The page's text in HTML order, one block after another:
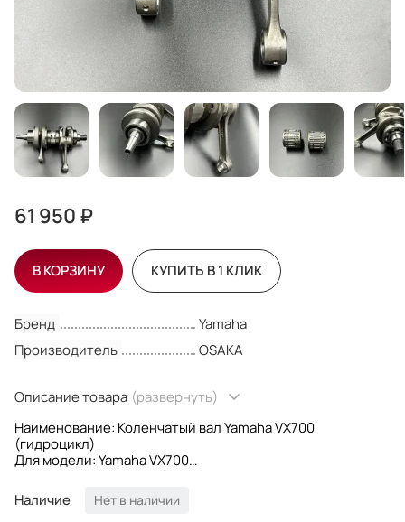
Бренд
Yamaha
Производитель
OSAKA
Описание товара (развернуть)
Наименование: Коленчатый вал Yamaha VX700
(гидроцикл)
Для модели: Yamaha VX700
62T114000200
Производитель: Osaka ​
Наличие Нет в наличии
61 950 ₽
В КОРЗИНУ КУПИТЬ В 1 КЛИК